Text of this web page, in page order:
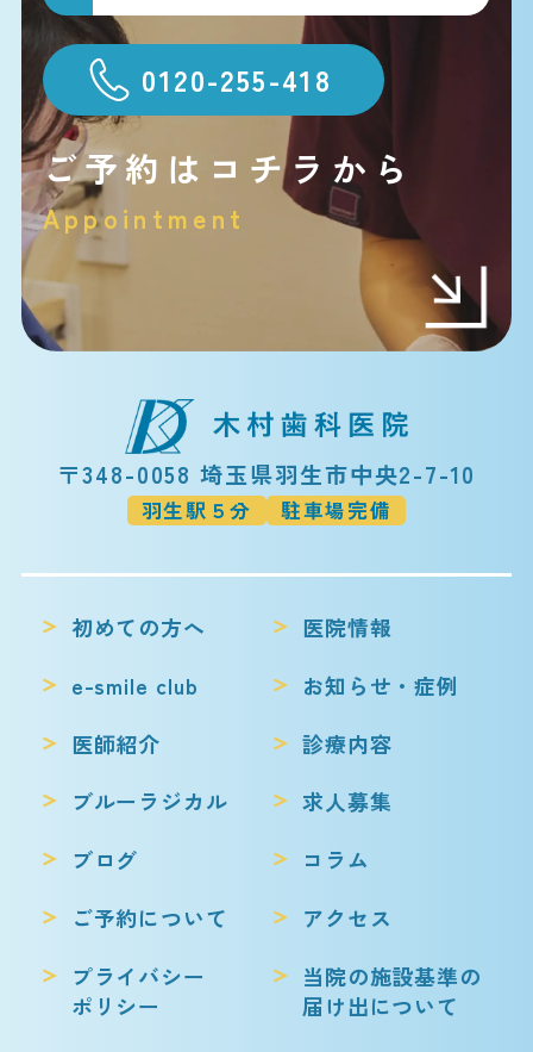
0120-255-418
ご予約はコチラから
Appointment
〒348-0058 埼玉県羽生市中央2-7-10
羽生駅５分 駐車場完備
初めての方へ
医院情報
e-smile club
お知らせ・症例
医師紹介
診療内容
ブルーラジカル
求人募集
ブログ
コラム
ご予約について
アクセス
プライバシー
ポリシー
当院の施設基準の
届け出について